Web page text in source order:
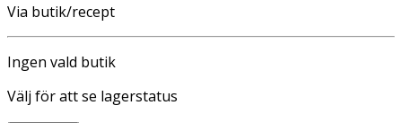
Via butik/recept
Ingen vald butik
Välj för att se lagerstatus